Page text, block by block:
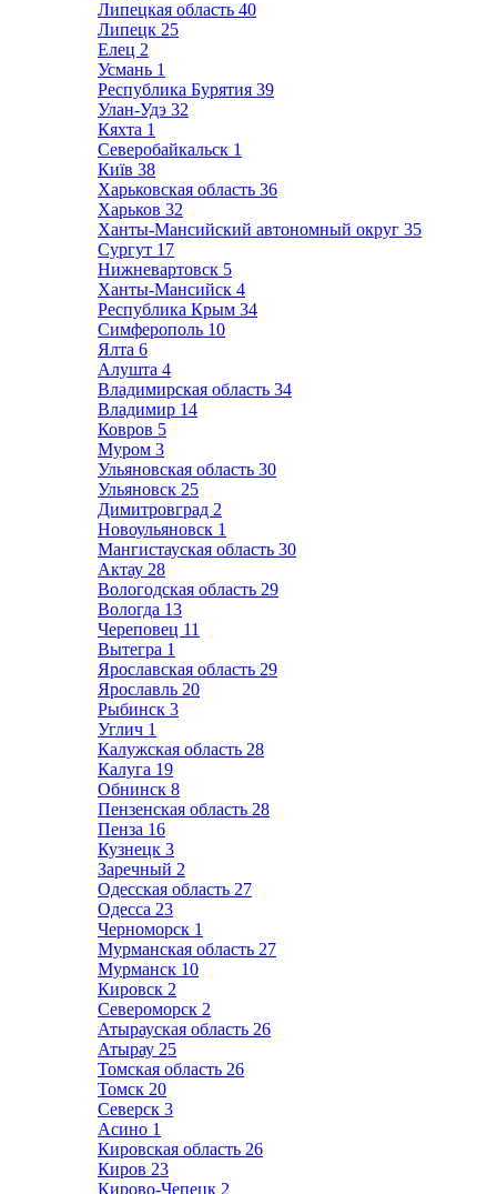
Липецкая область 40
Липецк 25
Елец 2
Усмань 1
Республика Бурятия 39
Улан-Удэ 32
Кяхта 1
Северобайкальск 1
Київ 38
Харьковская область 36
Харьков 32
Ханты-Мансийский автономный округ 35
Сургут 17
Нижневартовск 5
Ханты-Мансийск 4
Республика Крым 34
Симферополь 10
Ялта 6
Алушта 4
Владимирская область 34
Владимир 14
Ковров 5
Муром 3
Ульяновская область 30
Ульяновск 25
Димитровград 2
Новоульяновск 1
Мангистауская область 30
Актау 28
Вологодская область 29
Вологда 13
Череповец 11
Вытегра 1
Ярославская область 29
Ярославль 20
Рыбинск 3
Углич 1
Калужская область 28
Калуга 19
Обнинск 8
Пензенская область 28
Пенза 16
Кузнецк 3
Заречный 2
Одесская область 27
Одесса 23
Черноморск 1
Мурманская область 27
Мурманск 10
Кировск 2
Североморск 2
Атырауская область 26
Атырау 25
Томская область 26
Томск 20
Северск 3
Асино 1
Кировская область 26
Киров 23
Кирово-Чепецк 2